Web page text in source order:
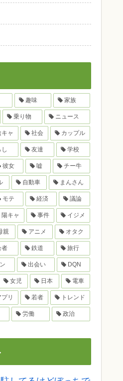
趣味 家族
乗り物 ニュース
キャ 社会 カップル
友達 学校
彼女 嘘 チー牛
自動車 まんさん
モテ 経済 議論
陽キャ 事件 イジメ
親 アニメ オタク
者 鉄道 旅行
出会い DQN
女児 日本 電車
リ 若者 トレンド
労働 政治